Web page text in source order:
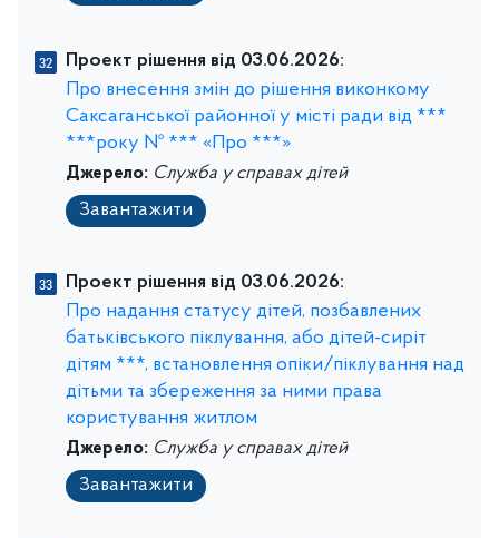
Проект рішення від 03.06.2026:
Про внесення змін до рішення виконкому
Саксаганської районної у місті ради від ***
***року № *** «Про ***»
Джерело: Служба у справах дітей
Завантажити
Проект рішення від 03.06.2026:
Про надання статусу дітей, позбавлених
батьківського піклування, або дітей-сиріт
дітям ***, встановлення опіки/піклування над
дітьми та збереження за ними права
користування житлом
Джерело: Служба у справах дітей
Завантажити